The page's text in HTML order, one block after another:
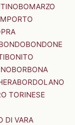
BOMARZO
BONDONE
BONITO
BORBONA
BORDOLANO
TORINESE
DI VARA